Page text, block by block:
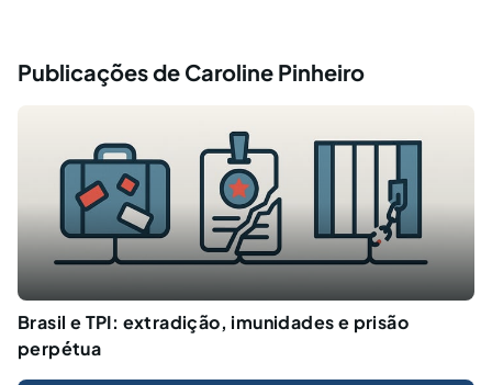
Publicações de Caroline Pinheiro
Brasil e TPI: extradição, imunidades e prisão
perpétua